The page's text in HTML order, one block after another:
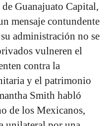
Guanajuato Capital,
mensaje contundente
administración no se
vulneren el
contra la
y el patrimonio
Smith habló
de los Mexicanos,